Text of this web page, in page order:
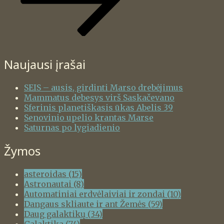
Naujausi įrašai
SEIS – ausis, girdinti Marso drebėjimus
Mammatus debesys virš Saskačevano
Sferinis planetiškasis ūkas Abelis 39
Senovinio upelio krantas Marse
Saturnas po lygiadienio
Žymos
asteroidas (15)
Astronautai (8)
Automatiniai erdvėlaiviai ir zondai (10)
Dangaus skliaute ir ant Žemės (59)
Daug galaktikų (34)